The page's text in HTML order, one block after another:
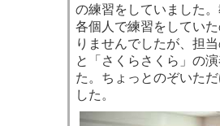
の練習をしていました
各個人で練習をしてい
りませんでしたが、担
と「さくらさくら」の
た。ちょっとのぞいた
した。